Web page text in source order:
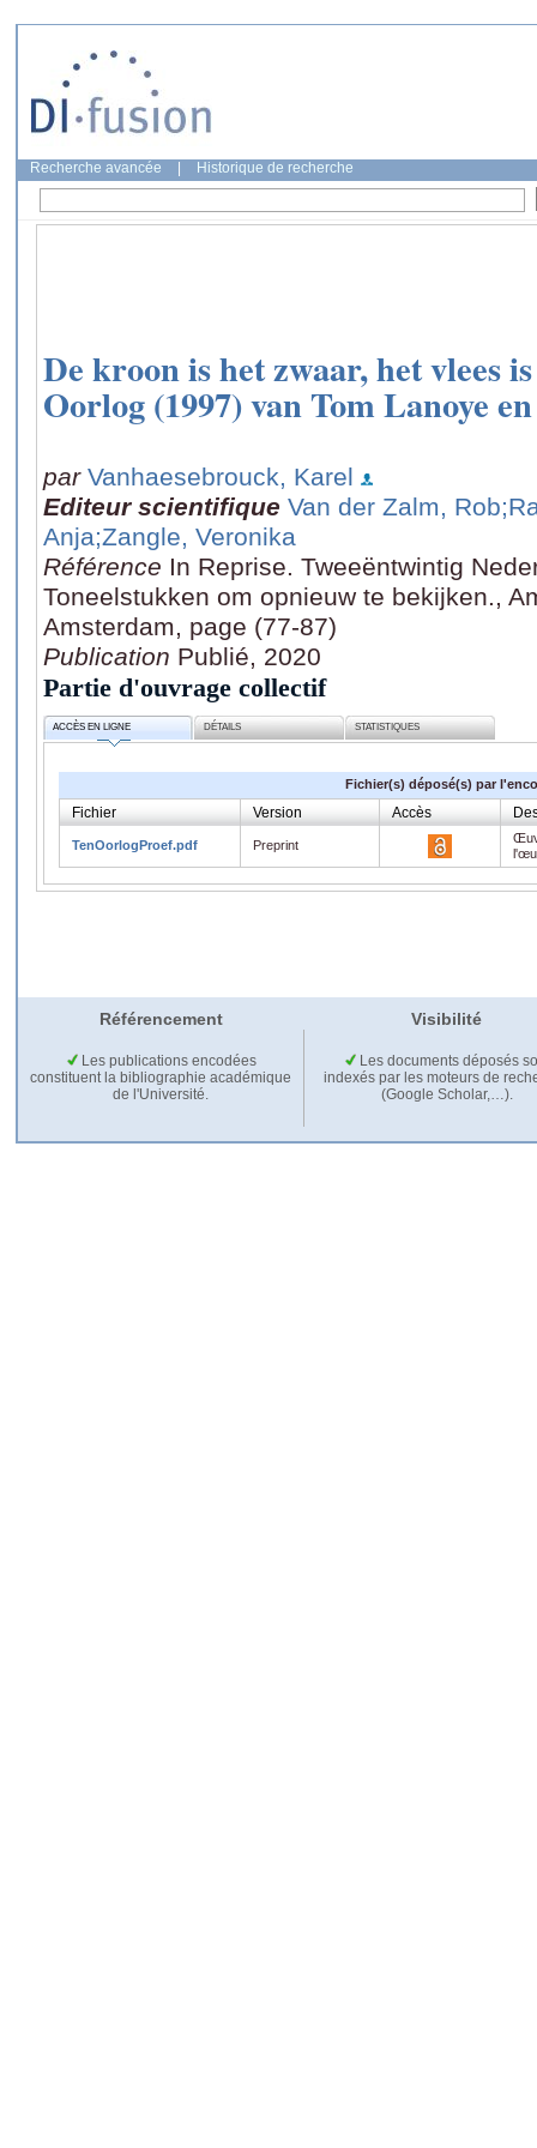
Recherche avancée Historique de recherche
De kroon is het zwaar, het vlees
Oorlog (1997) van Tom Lanoye
par Vanhaesebrouck, Karel
Editeur scientifique Van der Zalm, Rob
Anja;Zangle, Veronika
Référence In Reprise. Tweeëntwintig
Toneelstukken om opnieuw te bekijken.,
Amsterdam, page (77-87)
Publication Publié, 2020
Partie d'ouvrage collectif
ACCÈS EN LIGNE DÉTAILS STATISTIQUES
Fichier(s) déposé(s) par
Fichier Version Accès
TenOorlogProef.pdf Preprint
Référencement Visibilité
Les publications encodées
constituent la bibliographie académique
de l'Université.
Les documents déposés
indexés par les moteurs de
(Google Scholar,…).